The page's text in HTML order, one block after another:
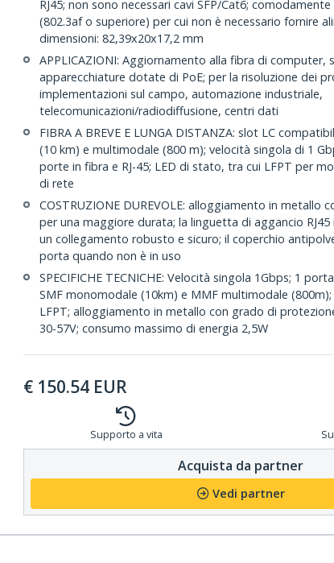
RJ45; non sono necessari cavi SFP/Cat6;
(802.3af o superiore) per cui non è necessario fornire
dimensioni: 82,39x20x17,2 mm
APPLICAZIONI: Aggiornamento alla fibra di computer,
apparecchiature dotate di PoE; per la risoluzione dei
implementazioni sul campo, automazione industriale,
telecomunicazioni/radiodiffusione, centri dati
FIBRA A BREVE E LUNGA DISTANZA: slot LC
(10 km) e multimodale (800 m); velocità singola di 1
porte in fibra e RJ-45; LED di stato, tra cui LFPT per
di rete
COSTRUZIONE DUREVOLE: alloggiamento in metallo
per una maggiore durata; la linguetta di aggancio
un collegamento robusto e sicuro; il coperchio
porta quando non è in uso
SPECIFICHE TECNICHE: Velocità singola 1Gbps; 1
SMF monomodale (10km) e MMF multimodale (800m);
LFPT; alloggiamento in metallo con grado di
30-57V; consumo massimo di energia 2,5W
€ 150.54 EUR
Supporto a vita
Acquista da partner
Vedi partner